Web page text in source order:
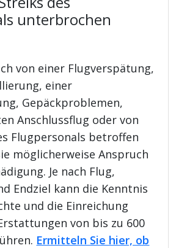
unterbrochen
von einer Flugverspätung,
einer
Gepäckproblemen,
Anschlussflug oder von
Flugpersonals betroffen
möglicherweise Anspruch
Je nach Flug,
Endziel kann die Kenntnis
und die Einreichung
von bis zu 600
Ermitteln Sie hier, ob